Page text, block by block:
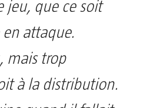
jeu, que ce soit
attaque.
mais trop
à la distribution.